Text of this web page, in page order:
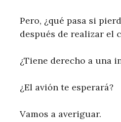
Pero, ¿qué pasa si
después de realizar el
¿Tiene derecho a una
¿El avión te esperará?
Vamos a averiguar.